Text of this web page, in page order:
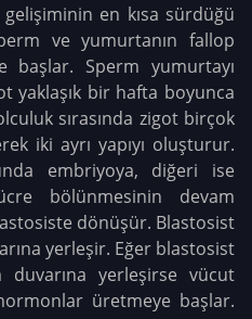
en kısa sürdüğü
ve yumurtanın fallop
başlar. Sperm yumurtayı
yaklaşık bir hafta boyunca
sırasında zigot birçok
iki ayrı yapıyı oluşturur.
embriyoya, diğeri ise
bölünmesinin devam
dönüşür. Blastosist
yerleşir. Eğer blastosist
duvarına yerleşirse vücut
üretmeye başlar.